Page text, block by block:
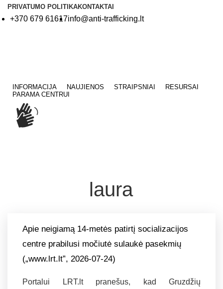
PRIVATUMO POLITIKAKONTAKTAI
+370 679 61617info@anti-trafficking.lt
INFORMACIJA NAUJIENOS STRAIPSNIAI
RESURSAI
PARAMA CENTRUI
laura
Apie neigiamą 14-metės patirtį socializacijos
centre prabilusi močiutė sulaukė pasekmių
(„www.lrt.lt”, 2026-07-24)
Portalui LRT.lt pranešus, kad Gruzdžių